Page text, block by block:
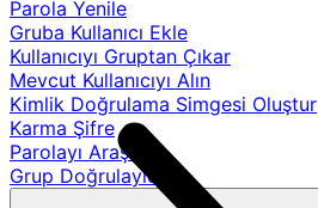
Parola Yenile
Gruba Kullanıcı Ekle
Kullanıcıyı Gruptan Çıkar
Mevcut Kullanıcıyı Alın
Kimlik Doğrulama Simgesi Oluştur
Karma Şifre
Parolayı Araştır
Grup Doğrulayıcıları